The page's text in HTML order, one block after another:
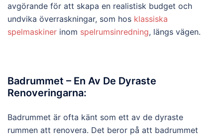
avgörande för att skapa en realistisk budget och
undvika överraskningar, som hos klassiska
spelmaskiner inom spelrumsinredning, längs vägen.
Badrummet – En Av De Dyraste
Renoveringarna:
Badrummet är ofta känt som ett av de dyraste
rummen att renovera. Det beror på att badrummet